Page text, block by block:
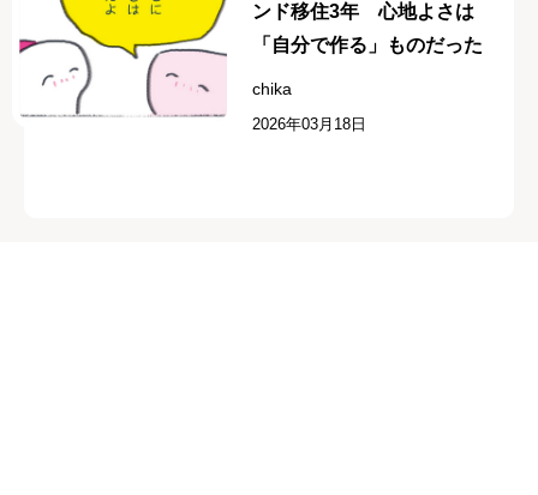
ンド移住3年 心地よさは
「自分で作る」ものだった
chika
2026年03月18日